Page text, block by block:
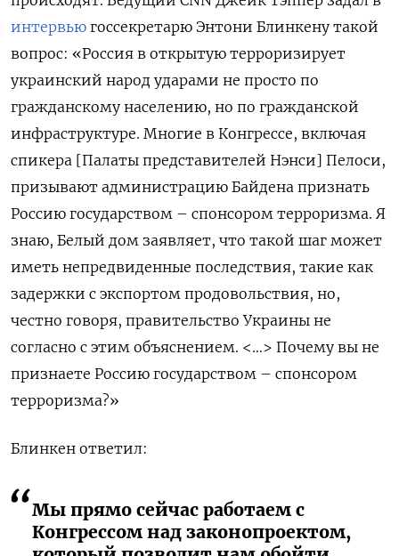
интервью госсекретарю Энтони Блинкену такой
вопрос: «Россия в открытую терроризирует
украинский народ ударами не просто по
гражданскому населению, но по гражданской
инфраструктуре. Многие в Конгрессе, включая
спикера [Палаты представителей Нэнси] Пелоси,
призывают администрацию Байдена признать
Россию государством – спонсором терроризма. Я
знаю, Белый дом заявляет, что такой шаг может
иметь непредвиденные последствия, такие как
задержки с экспортом продовольствия, но,
честно говоря, правительство Украины не
согласно с этим объяснением. <…> Почему вы не
признаете Россию государством – спонсором
терроризма?»
Блинкен ответил:
Мы прямо сейчас работаем с
Конгрессом над законопроектом,